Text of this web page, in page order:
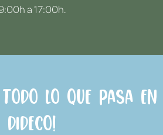
a 17:00h.
todo lo que pasa en
Dideco!